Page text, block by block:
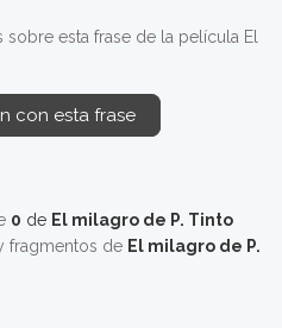
esta frase de la película El
con esta frase
0 de El milagro de P. Tinto
fragmentos de El milagro de P.